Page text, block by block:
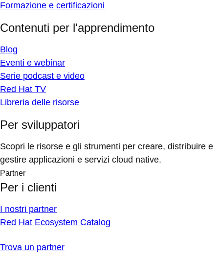
Formazione e certificazioni
Contenuti per l'apprendimento
Blog
Eventi e webinar
Serie podcast e video
Red Hat TV
Libreria delle risorse
Per sviluppatori
Scopri le risorse e gli strumenti per creare, distribuire e
gestire applicazioni e servizi cloud native.
Partner
Per i clienti
I nostri partner
Red Hat Ecosystem Catalog
Trova un partner